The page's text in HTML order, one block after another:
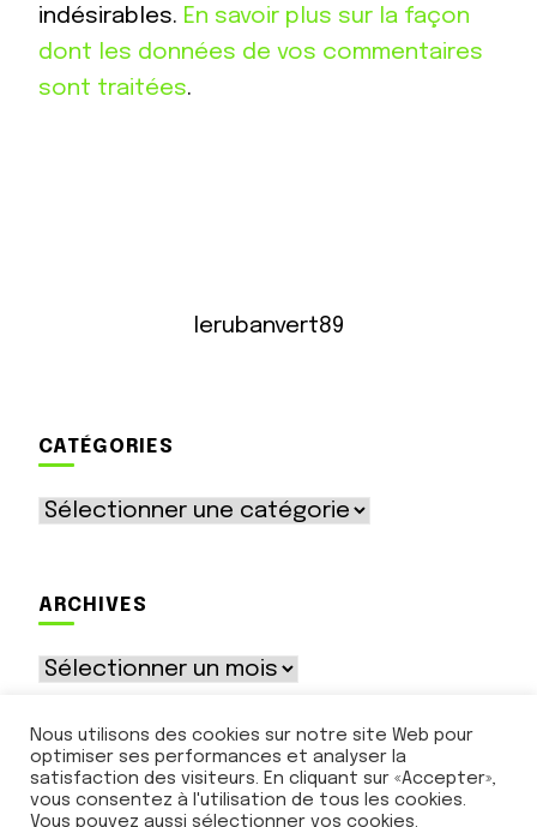
indésirables. En savoir plus sur la façon
dont les données de vos commentaires
sont traitées.
lerubanvert89
CATÉGORIES
Catégories
ARCHIVES
Archives
Nous utilisons des cookies sur notre site Web pour
optimiser ses performances et analyser la
satisfaction des visiteurs. En cliquant sur «Accepter»,
vous consentez à l'utilisation de tous les cookies.
Vous pouvez aussi sélectionner vos cookies.